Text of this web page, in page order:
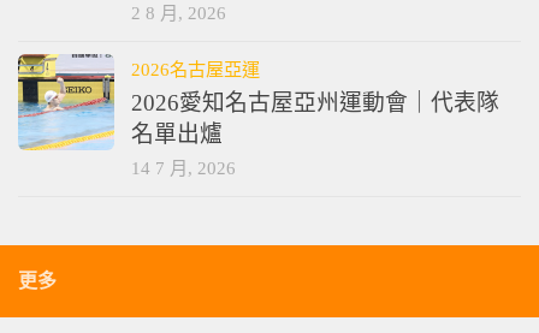
2 8 月, 2026
2026名古屋亞運
2026愛知名古屋亞州運動會｜代表隊
名單出爐
14 7 月, 2026
更多